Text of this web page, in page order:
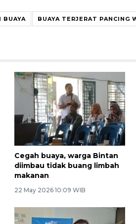
BUAYA BUAYA TERJERAT PANCING
Cegah buaya, warga Bintan
diimbau tidak buang limbah
makanan
22 May 2026 10:09 WIB